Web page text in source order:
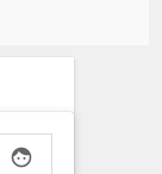
face